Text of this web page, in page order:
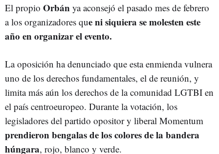
El propio Orbán ya aconsejó el pasado mes de febrero
a los organizadores que ni siquiera se molesten este
año en organizar el evento.
La oposición ha denunciado que esta enmienda vulnera
uno de los derechos fundamentales, el de reunión, y
limita más aún los derechos de la comunidad LGTBI en
el país centroeuropeo. Durante la votación, los
legisladores del partido opositor y liberal Momentum
prendieron bengalas de los colores de la bandera
húngara, rojo, blanco y verde.